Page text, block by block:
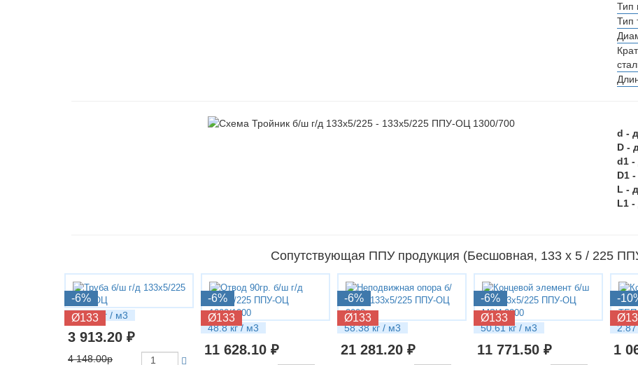
Тип
Тип
d -
D -
d1 -
D1
L -
L1 -
Сопутствующая ППУ продукция (Бесшовная, 133 х 5 / 225
-6%
Ø133
24.42 кг / м3
3 913.20 ₽
4 148.00р
-6%
Ø133
48.8 кг / м3
11 628.10 ₽
-6%
Ø133
58.38 кг / м3
21 281.20 ₽
-6%
Ø133
50.61 кг / м3
11 771.50 ₽
-
2.87
1